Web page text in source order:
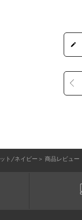
ト/ネイビー ＞ 商品レビュー